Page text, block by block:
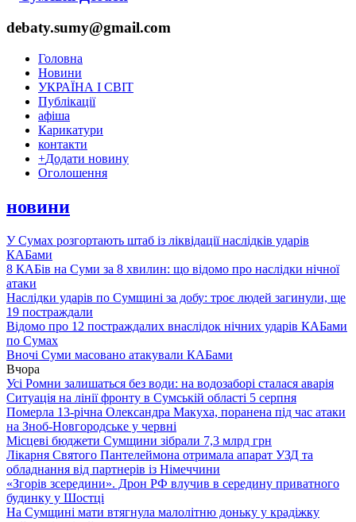
debaty.sumy@gmail.com
Головна
Новини
УКРАЇНА І СВІТ
Публікації
афіша
Карикатури
контакти
+Додати новину
Оголошення
новини
У Сумах розгортають штаб із ліквідації наслідків ударів
КАБами
8 КАБів на Суми за 8 хвилин: що відомо про наслідки нічної
атаки
Наслідки ударів по Сумщині за добу: троє людей загинули, ще
19 постраждали
Відомо про 12 постраждалих внаслідок нічних ударів КАБами
по Сумах
Вночі Суми масовано атакували КАБами
Вчора
Усі Ромни залишаться без води: на водозаборі сталася аварія
Ситуація на лінії фронту в Сумській області 5 серпня
Померла 13-річна Олександра Макуха, поранена під час атаки
на Зноб-Новгородське у червні
Місцеві бюджети Сумщини зібрали 7,3 млрд грн
Лікарня Святого Пантелеймона отримала апарат УЗД та
обладнання від партнерів із Німеччини
«Згорів зсередини». Дрон РФ влучив в середину приватного
будинку у Шостці
На Сумщині мати втягнула малолітню доньку у крадіжку